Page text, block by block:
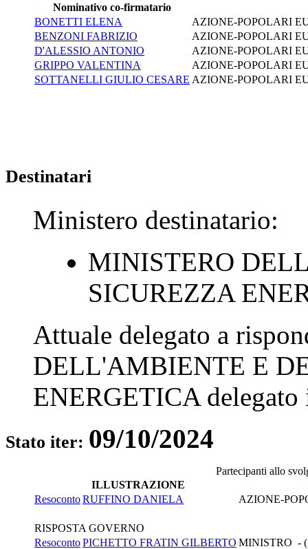
Nominativo co-firmatario
BONETTI ELENA
AZIONE-POPOLARI
BENZONI FABRIZIO
AZIONE-POPOLARI
D'ALESSIO ANTONIO
AZIONE-POPOLARI
GRIPPO VALENTINA
AZIONE-POPOLARI
SOTTANELLI GIULIO CESARE AZIONE-POPOLARI
Destinatari
Ministero destinatario:
MINISTERO
SICUREZZA
Attuale delegato a
DELL'AMBIENTE E
ENERGETICAdelegato
Stato iter: 09/10/2024
Partecipanti allo
ILLUSTRAZIONE
ResocontoRUFFINO DANIELA AZIONE-
RISPOSTA GOVERNO
ResocontoPICHETTO FRATIN GILBERTO MINISTRO -